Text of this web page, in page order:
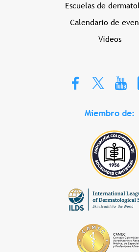
Escuelas de
Calendario de
Videos
Miembro de: